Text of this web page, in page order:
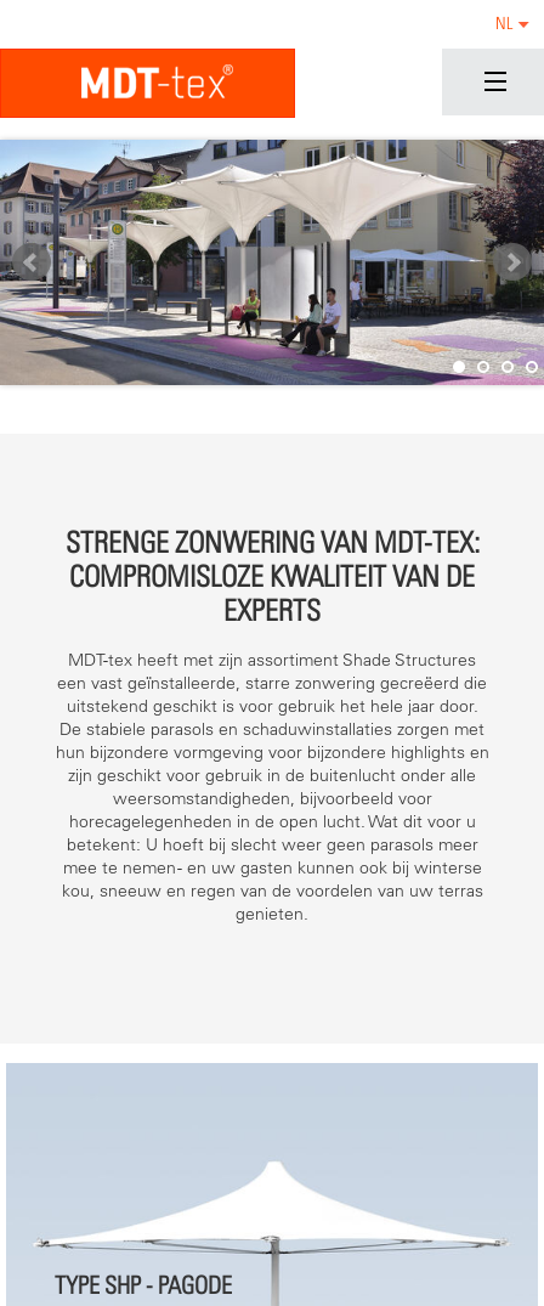
NL
STRENGE ZONWERING VAN MDT-TEX:
COMPROMISLOZE KWALITEIT VAN DE
EXPERTS
MDT-tex heeft met zijn assortiment Shade Structures
een vast geïnstalleerde, starre zonwering gecreëerd die
uitstekend geschikt is voor gebruik het hele jaar door.
De stabiele parasols en schaduwinstallaties zorgen met
hun bijzondere vormgeving voor bijzondere highlights en
zijn geschikt voor gebruik in de buitenlucht onder alle
weersomstandigheden, bijvoorbeeld voor
horecagelegenheden in de open lucht. Wat dit voor u
betekent: U hoeft bij slecht weer geen parasols meer
mee te nemen - en uw gasten kunnen ook bij winterse
kou, sneeuw en regen van de voordelen van uw terras
genieten.
TYPE SHP - PAGODE